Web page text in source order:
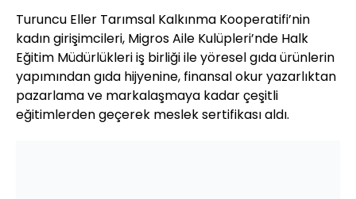
Turuncu Eller Tarımsal Kalkınma Kooperatifi’nin
kadın girişimcileri, Migros Aile Kulüpleri’nde Halk
Eğitim Müdürlükleri iş birliği ile yöresel gıda ürünlerin
yapımından gıda hijyenine, finansal okur yazarlıktan
pazarlama ve markalaşmaya kadar çeşitli
eğitimlerden geçerek meslek sertifikası aldı.